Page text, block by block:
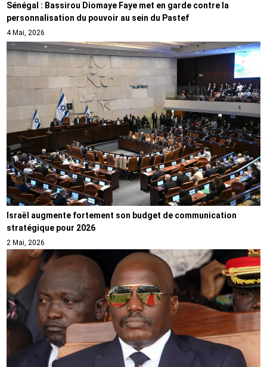
Sénégal : Bassirou Diomaye Faye met en garde contre la
personnalisation du pouvoir au sein du Pastef
4 Mai, 2026
Israël augmente fortement son budget de communication
stratégique pour 2026
2 Mai, 2026